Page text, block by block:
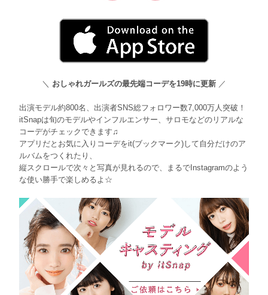
＼ おしゃれガールズの最先端コーデを19時に更新 ／
出演モデル約800名、出演者SNS総フォロワー数7,000万人突破！
itSnapは旬のモデルやインフルエンサー、サロモなどのリアルな
コーデがチェックできます♫
アプリだとお気に入りコーデをit(ブックマーク)して自分だけのア
ルバムをつくれたり、
縦スクロールで次々と写真が見れるので、まるでInstagramのよう
な使い勝手で楽しめるよ☆